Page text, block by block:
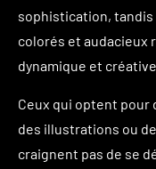
sophistication, tandis
colorés et audacieux
dynamique et créative.
Ceux qui optent pour
des illustrations ou
craignent pas de se